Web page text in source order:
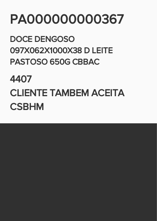
PA000000000367
DOCE DENGOSO
097X062X1000X38 D LEITE
PASTOSO 650G CBBAC
4407
CLIENTE TAMBEM ACEITA
CSBHM